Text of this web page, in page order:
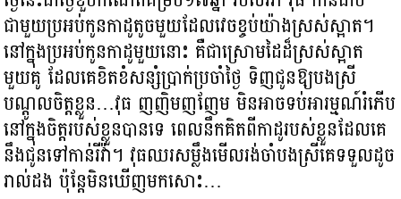
ជាមួយប្រអប់កូនកាដូតូចមួយដែលវេចខ្ចប់យ៉ាងស្រស់ស្អាត។
នៅក្នុងប្រអប់កូនកាដូមួយនោះ គឺជាស្រោមដៃដ៏ស្រស់ស្អាត
មួយគូ ដែលគេខិតខំសន្សំប្រាក់ប្រចាំថ្ងៃ ទិញជូនឱ្យបងស្រី
បណ្ដូលចិត្តខ្លួន…វុធ ញញិមញញែម មិនអាចទប់អារម្មណ៍រំភើប
នៅក្នុងចិត្តរបស់ខ្លួនបានទេ ពេលនឹកគិតពីកាដូរបស់ខ្លួនដែលគេ
នឹងជូនទៅកាន់រីវ៉ា។ វុធឈរសម្លឹងមើលរង់ចាំបងស្រីគេទទួលដូច
រាល់ដង ប៉ុន្ដែមិនឃើញមកសោះ…